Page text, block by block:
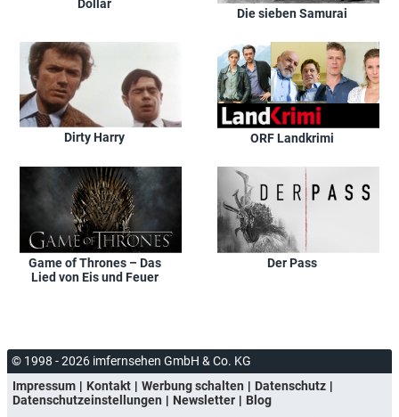
Dollar
Die sieben Samurai
Dirty Harry ORF Landkrimi
Game of Thrones – Das
Lied von Eis und Feuer
Der Pass
© 1998 - 2026 imfernsehen GmbH & Co. KG
Impressum
Kontakt Werbung schalten
Datenschutz
Datenschutzeinstellungen
Newsletter
Blog